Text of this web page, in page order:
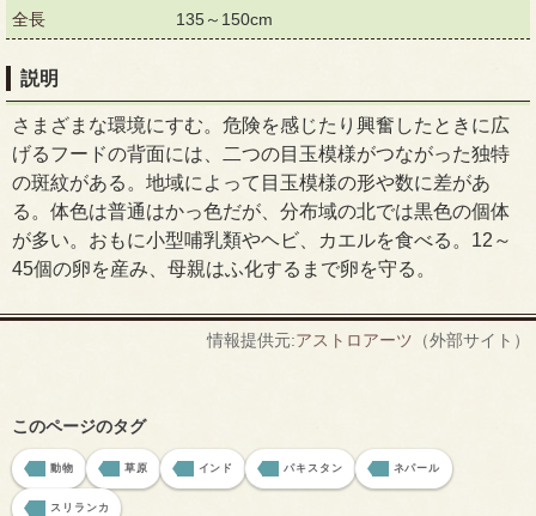
全長 135～150cm
説明
さまざまな環境にすむ。危険を感じたり興奮したときに広
げるフードの背面には、二つの目玉模様がつながった独特
の斑紋がある。地域によって目玉模様の形や数に差があ
る。体色は普通はかっ色だが、分布域の北では黒色の個体
が多い。おもに小型哺乳類やヘビ、カエルを食べる。12～
45個の卵を産み、母親はふ化するまで卵を守る。
情報提供元:アストロアーツ （外部サイト）
このページのタグ
動物 草原 インド パキスタン ネパール
スリランカ